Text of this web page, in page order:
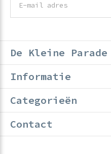
De Kleine Parade
Informatie
Categorieën
Contact